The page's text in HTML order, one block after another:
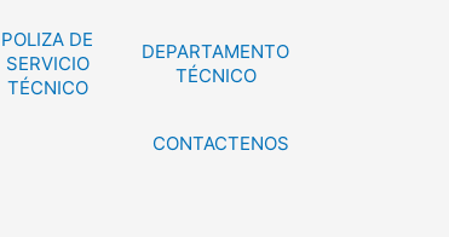
POLIZA DE
SERVICIO
TÉCNICO
DEPARTAMENTO
TÉCNICO
CONTACTENOS